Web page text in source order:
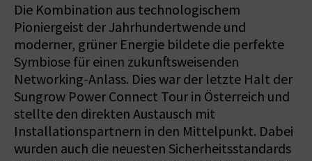
Die Kombination aus technologischem
Pioniergeist der Jahrhundertwende und
moderner, grüner Energie bildete die perfekte
Symbiose für einen zukunftsweisenden
Networking-Anlass. Dies war der letzte Halt der
Sungrow Power Connect Tour in Österreich und
stellte den direkten Austausch mit
Installationspartnern in den Mittelpunkt. Dabei
wurden auch die neuesten Sicherheitsstandards